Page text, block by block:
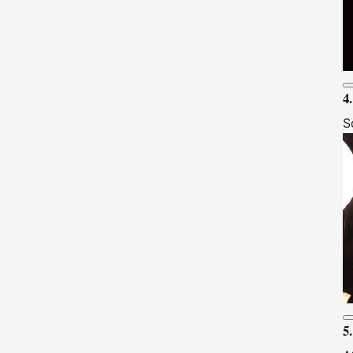
4.
5.